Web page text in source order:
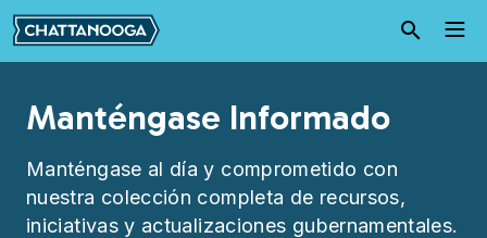
Pasar al contenido principal
Manténgase Informado
Manténgase al día y comprometido con
nuestra colección completa de recursos,
iniciativas y actualizaciones gubernamentales.